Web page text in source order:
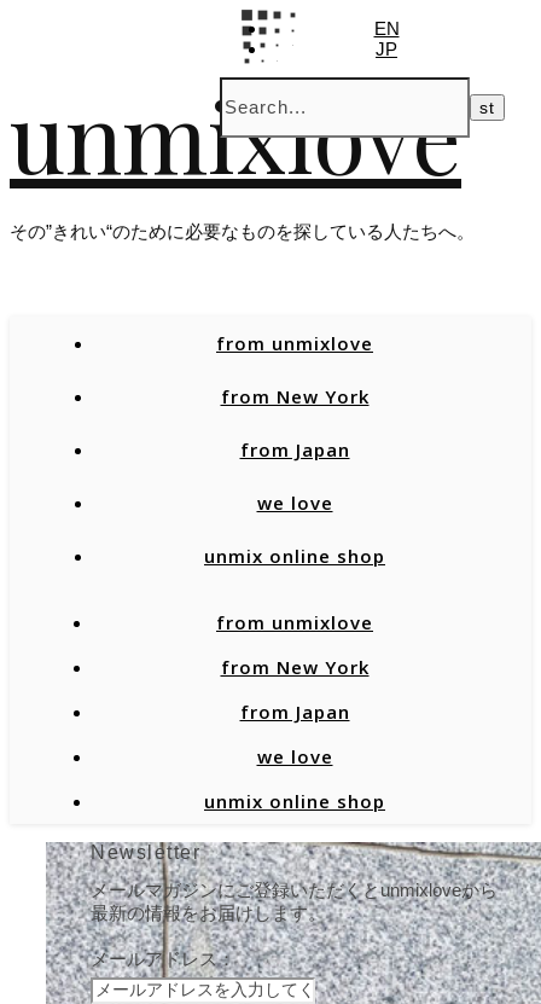
unmixlove
その”きれい“のために必要なものを探している人たちへ。
EN
JP
from unmixlove
from New York
from Japan
we love
unmix online shop
from unmixlove
from New York
from Japan
we love
unmix online shop
Newsletter
メールマガジンにご登録いただくとunmixloveから
最新の情報をお届けします。
メールアドレス：